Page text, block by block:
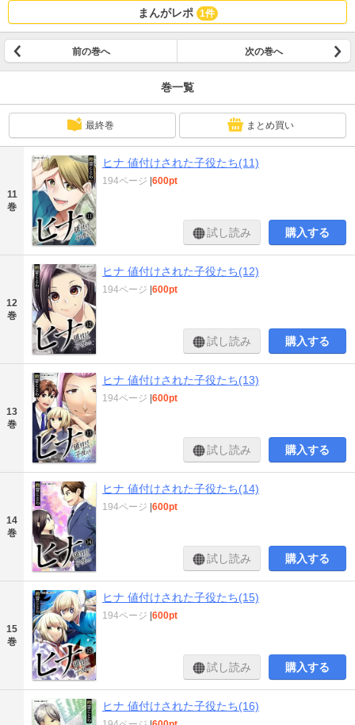
まんがレポ 1件
前の巻へ 次の巻へ
巻一覧
最終巻 まとめ買い
11
巻
ヒナ 値付けされた子役たち(11)
194ページ |600pt
試し読み 購入する
12
巻
ヒナ 値付けされた子役たち(12)
194ページ |600pt
試し読み 購入する
13
巻
ヒナ 値付けされた子役たち(13)
194ページ |600pt
試し読み 購入する
14
巻
ヒナ 値付けされた子役たち(14)
194ページ |600pt
試し読み 購入する
15
巻
ヒナ 値付けされた子役たち(15)
194ページ |600pt
試し読み 購入する
ヒナ 値付けされた子役たち(16)